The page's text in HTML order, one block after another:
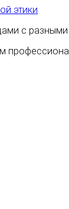
этики
с разными